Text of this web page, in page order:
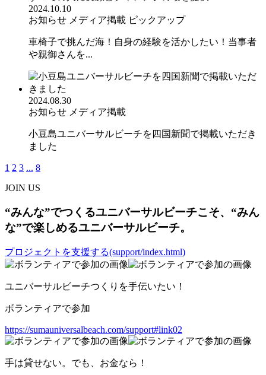
2024.10.10
お知らせ メディア掲載 ピックアップ
車椅子で挑んだ海！自身の経験を活かしたい！当事者
や親御さんを...
2024.08.30
お知らせ メディア掲載
小豆島ユニバーサルビーチを四国新聞で掲載いただき
ました
1 2 3 ... 8
JOIN US
“みんな”でつくるユニバーサルビーチこそ、“みん
な”で楽しめるユニバーサルビーチ。
プロジェクトを支援する(support/index.html)
ユニバーサルビーチつくりを手伝いたい！
ボランティアで参加
https://sumauniversalbeach.com/support#link02
手は貸せない。でも、お金なら！